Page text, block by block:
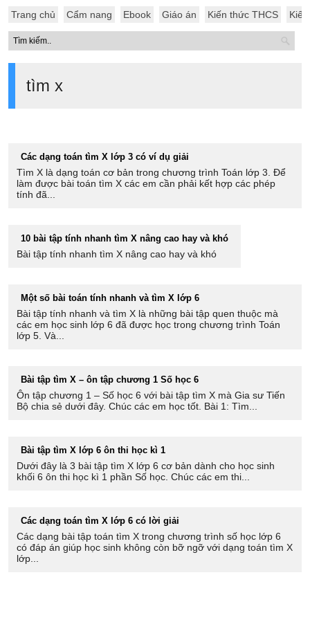
Trang chủ Cẩm nang Ebook Giáo án Kiến thức THCS
tìm x
Các dạng toán tìm X lớp 3 có ví dụ giải
Tìm X là dạng toán cơ bản trong chương trình Toán lớp 3. Để
làm được bài toán tìm X các em cần phải kết hợp các phép
tính đã...
10 bài tập tính nhanh tìm X nâng cao hay và khó
Bài tập tính nhanh tìm X nâng cao hay và khó
Một số bài toán tính nhanh và tìm X lớp 6
Bài tập tính nhanh và tìm X là những bài tập quen thuộc mà
các em học sinh lớp 6 đã được học trong chương trình Toán
lớp 5. Và...
Bài tập tìm X – ôn tập chương 1 Số học 6
Ôn tập chương 1 – Số học 6 với bài tập tìm X mà Gia sư Tiến
Bộ chia sẻ dưới đây. Chúc các em học tốt. Bài 1: Tìm...
Bài tập tìm X lớp 6 ôn thi học kì 1
Dưới đây là 3 bài tập tìm X lớp 6 cơ bản dành cho học sinh
khối 6 ôn thi học kì 1 phần Số học. Chúc các em thi...
Các dạng toán tìm X lớp 6 có lời giải
Các dạng bài tập toán tìm X trong chương trình số học lớp 6
có đáp án giúp học sinh không còn bỡ ngỡ với dạng toán tìm X
lớp...